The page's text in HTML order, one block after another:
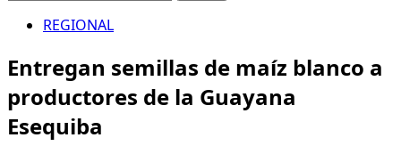
REGIONAL
Entregan semillas de maíz blanco a
productores de la Guayana
Esequiba